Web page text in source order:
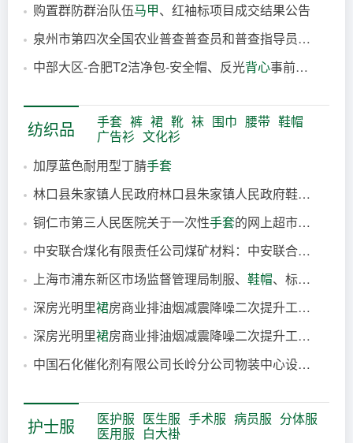
17小时前
购置群防群治队伍马甲、红袖标项目成交结果公告
17小时前
泉州市第四次全国农业普查普查员和普查指导员
马甲
17小时前
中部大区-合肥T2洁净包-安全帽、反光背心事前公示
17小时前
纺织品 手套 裤 裙 靴 袜 围巾 腰带 鞋帽
广告衫 文化衫
加厚蓝色耐用型丁腈手套
7分钟前
林口县朱家镇人民政府林口县朱家镇人民政府鞋、
16分钟前
铜仁市第三人民医院关于一次性手套的网上超市采购项目成交公告
24分钟前
中安联合煤化有限责任公司煤矿材料：中安联合煤矿绒衣
25分钟前
上海市浦东新区市场监督管理局制服、 鞋帽、标志标识等采购的中标（成交）结果公告
27分钟前
深房光明里裙房商业排油烟减震降噪二次提升工程劳务分包
31分钟前
深房光明里裙房商业排油烟减震降噪二次提升工程材料采购
31分钟前
中国石化催化剂有限公司长岭分公司物装中心设备1组-长岭-2026年4月劳保用品18类
40分钟前
护士服 医护服 医生服 手术服 病员服 分体服
医用服 白大褂